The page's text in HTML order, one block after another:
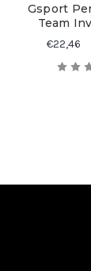
Gsport
Team
€22,46